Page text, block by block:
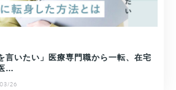
言いたい」医療専門職から一転、在宅
…
26